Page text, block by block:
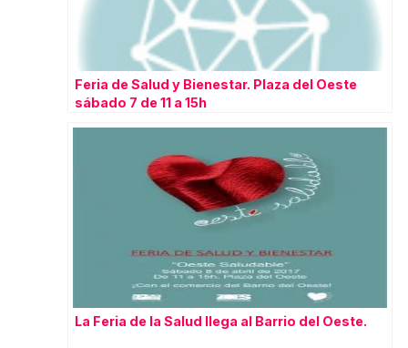
Feria de Salud y Bienestar. Plaza del Oeste
sábado 7 de 11 a 15h
La Feria de la Salud llega al Barrio del Oeste.